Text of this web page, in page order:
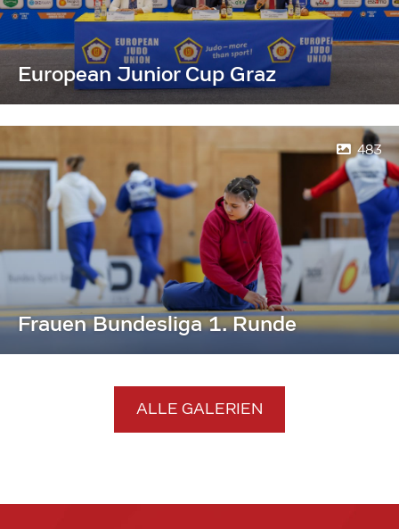
European Junior Cup Graz
483
Frauen Bundesliga 1. Runde
ALLE GALERIEN